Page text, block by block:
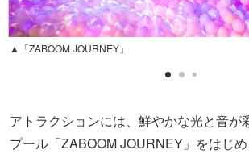
▲「ZABOOM JOURNEY」
アトラクションには、鮮やかな光と音が
プール「ZABOOM JOURNEY」をはじ